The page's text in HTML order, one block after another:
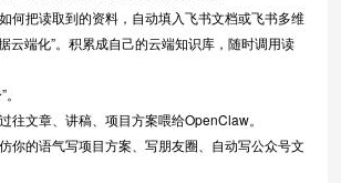
何把读取到的资料，自动填入飞书文档或飞书多维
云端化”。积累成自己的云端知识库，随时调用读
往文章、讲稿、项目方案喂给OpenClaw。
你的语气写项目方案、写朋友圈、自动写公众号文